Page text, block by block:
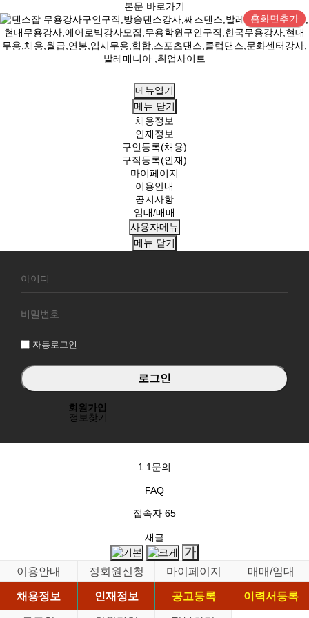
본문 바로가기
홈화면추가
메뉴열기
메뉴 닫기
채용정보
인재정보
구인등록(채용)
구직등록(인재)
마이페이지
이용안내
공지사항
임대/매매
사용자메뉴
메뉴 닫기
원
그
자동로그인
회원가입
정보찾기
1:1문의
FAQ
접속자 65
새글
이용안내 정회원신청 마이페이지
매매/임대
채용정보
인재정보 공고등록
이력서등록